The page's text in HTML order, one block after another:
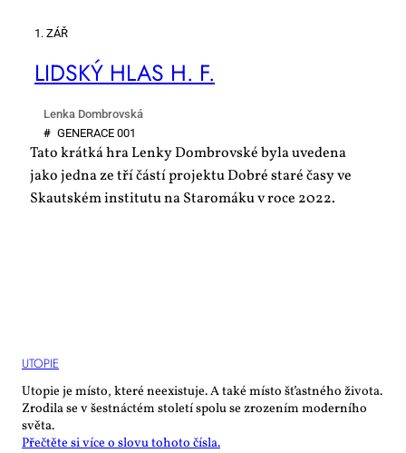
1. ZÁŘ
LID­SKÝ HLAS H. F.
Lenka Dombrovská
# GE­NE­RA­CE 001
Tato krátká hra Lenky Dombrovské byla uvedena
jako jedna ze tří částí projektu Dobré staré časy ve
Skautském institutu na Staromáku v roce 2022.
UTO­PIE
Utopie je místo, které neexistuje. A také místo šťastného života.
Zrodila se v šestnáctém století spolu se zrozením moderního
světa.
Přečtěte si více o slovu tohoto čísla.